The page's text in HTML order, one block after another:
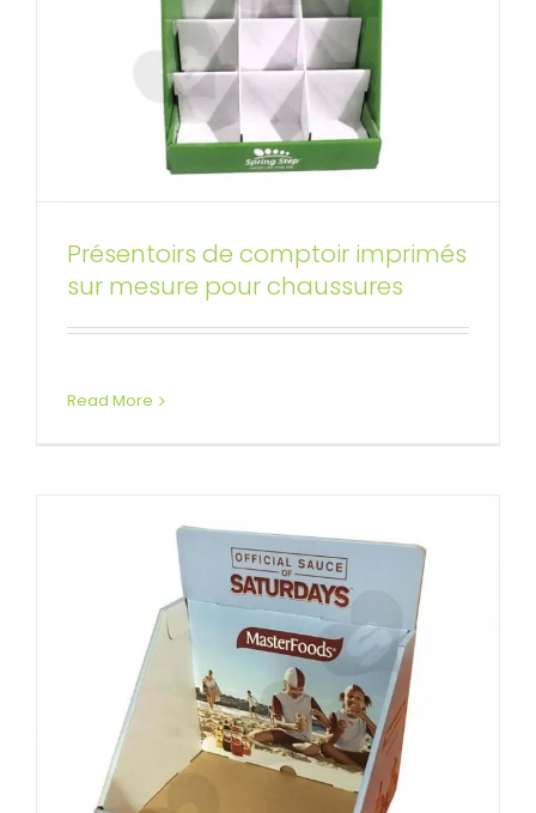
Présentoirs de comptoir imprimés
sur mesure pour chaussures
Read More
alimentaires en carton ondulé
personnalisés